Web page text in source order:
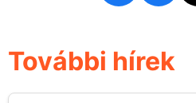
További hírek